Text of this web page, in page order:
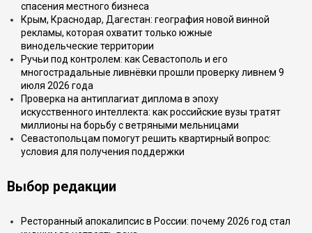
спасения местного бизнеса
Крым, Краснодар, Дагестан: география новой винной
рекламы, которая охватит только южные
винодельческие территории
Ручьи под контролем: как Севастополь и его
многострадальные ливнёвки прошли проверку ливнем 9
июля 2026 года
Проверка на антиплагиат диплома в эпоху
искусственного интеллекта: как российские вузы тратят
миллионы на борьбу с ветряными мельницами
Севастопольцам помогут решить квартирный вопрос:
условия для получения поддержки
Выбор редакции
Ресторанный апокалипсис в России: почему 2026 год стал